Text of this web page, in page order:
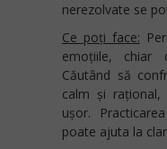
nerezolvate se
Ce poți face:
emoțiile, chiar
Căutând să
calm și
ușor.
poate ajuta la